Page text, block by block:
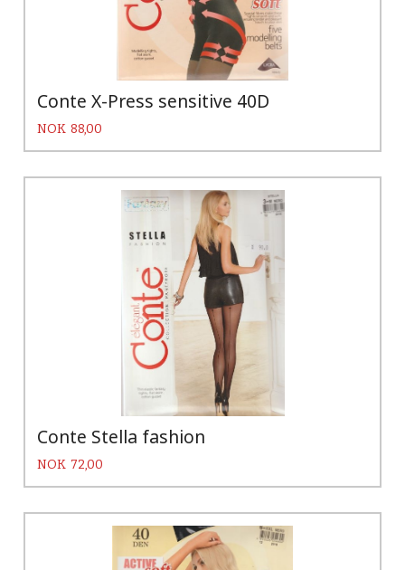
Conte X-Press sensitive 40D
Pris
NOK 88,00
Conte Stella fashion
Pris
NOK 72,00